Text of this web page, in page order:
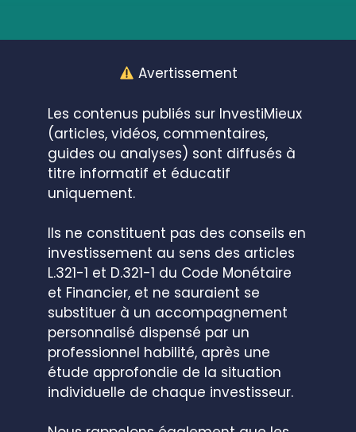
Avertissement
Les contenus publiés sur InvestiMieux
(articles, vidéos, commentaires,
guides ou analyses) sont diffusés à
titre informatif et éducatif
uniquement.
Ils ne constituent pas des conseils en
investissement au sens des articles
L.321-1 et D.321-1 du Code Monétaire
et Financier, et ne sauraient se
substituer à un accompagnement
personnalisé dispensé par un
professionnel habilité, après une
étude approfondie de la situation
individuelle de chaque investisseur.